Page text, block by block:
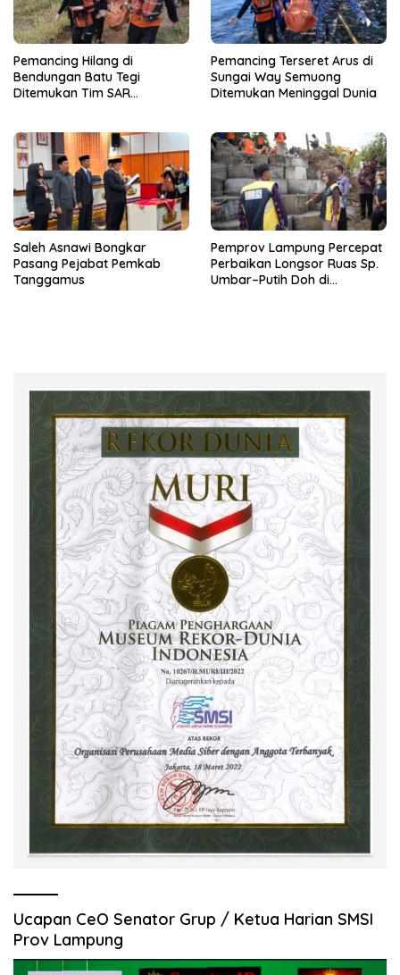
Pemancing Hilang di
Bendungan Batu Tegi
Ditemukan Tim SAR
Pemancing Terseret Arus di
Sungai Way Semuong
Ditemukan Meninggal Dunia
Saleh Asnawi Bongkar
Pasang Pejabat Pemkab
Tanggamus
Pemprov Lampung Percepat
Perbaikan Longsor Ruas Sp.
Umbar–Putih Doh di
Ucapan CeO Senator Grup / Ketua Harian SMSI
Prov Lampung